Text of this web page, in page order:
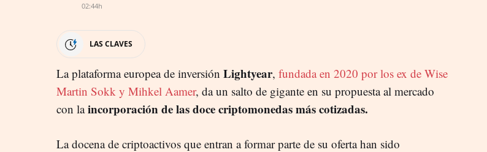
02:44h
LAS CLAVES
La plataforma europea de inversión Lightyear, fundada en 2020 por los ex de Wise
Martin Sokk y Mihkel Aamer, da un salto de gigante en su propuesta al mercado
con laincorporación de las doce criptomonedas más cotizadas.
La docena de criptoactivos que entran a formar parte de su oferta han sido